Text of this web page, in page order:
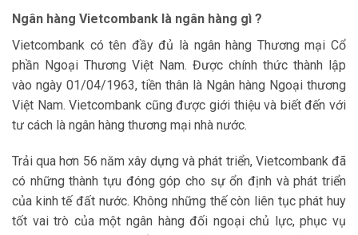
Ngân hàng Vietcombank là ngân hàng gì ?
Vietcombank có tên đầy đủ là ngân hàng Thương mại Cổ
phần Ngoại Thương Việt Nam. Được chính thức thành lập
vào ngày 01/04/1963, tiền thân là Ngân hàng Ngoại thương
Việt Nam. Vietcombank cũng được giới thiệu và biết đến với
tư cách là ngân hàng thương mại nhà nước.
Trải qua hơn 56 năm xây dựng và phát triển, Vietcombank đã
có những thành tựu đóng góp cho sự ổn định và phát triển
của kinh tế đất nước. Không những thế còn liên tục phát huy
tốt vai trò của một ngân hàng đối ngoại chủ lực, phục vụ